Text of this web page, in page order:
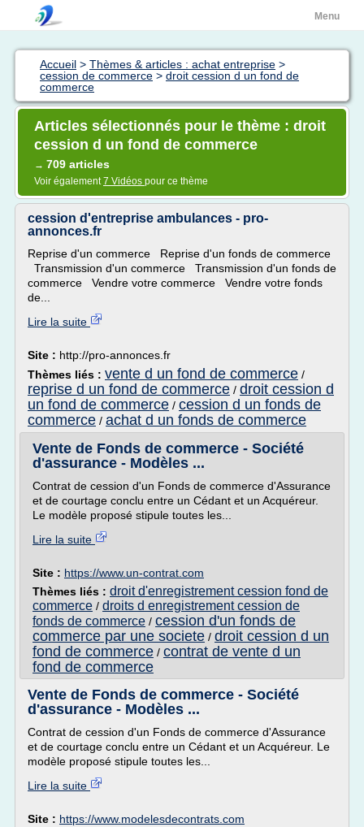
Menu
Accueil > Thèmes & articles : achat entreprise >
cession de commerce > droit cession d un fond de
commerce
Articles sélectionnés pour le thème : droit
cession d un fond de commerce
→ 709 articles
Voir également7 Vidéos pour ce thème
cession d'entreprise ambulances - pro-
annonces.fr
Reprise d'un commerce Reprise d'un fonds de commerce
Transmission d'un commerce Transmission d'un fonds de
commerce Vendre votre commerce Vendre votre fonds
de...
Lire la suite
Site : http://pro-annonces.fr
Thèmes liés : vente d un fond de commerce /
reprise d un fond de commerce / droit cession d
un fond de commerce / cession d un fonds de
commerce / achat d un fonds de commerce
Vente de Fonds de commerce - Société
d'assurance - Modèles ...
Contrat de cession d'un Fonds de commerce d'Assurance
et de courtage conclu entre un Cédant et un Acquéreur.
Le modèle proposé stipule toutes les...
Lire la suite
Site : https://www.un-contrat.com
Thèmes liés : droit d'enregistrement cession fond de
commerce / droits d enregistrement cession de
fonds de commerce / cession d'un fonds de
commerce par une societe / droit cession d un
fond de commerce / contrat de vente d un
fond de commerce
Vente de Fonds de commerce - Société
d'assurance - Modèles ...
Contrat de cession d'un Fonds de commerce d'Assurance
et de courtage conclu entre un Cédant et un Acquéreur. Le
modèle proposé stipule toutes les...
Lire la suite
Site : https://www.modelesdecontrats.com